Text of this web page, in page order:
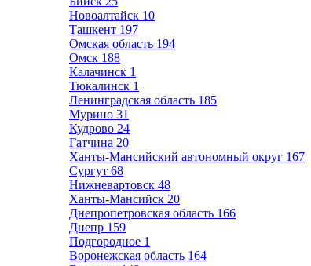
Новоалтайск 10
Ташкент 197
Омская область 194
Омск 188
Калачинск 1
Тюкалинск 1
Ленинградская область 185
Мурино 31
Кудрово 24
Гатчина 20
Ханты-Мансийский автономный округ 167
Сургут 68
Нижневартовск 48
Ханты-Мансийск 20
Днепропетровская область 166
Днепр 159
Подгородное 1
Воронежская область 164